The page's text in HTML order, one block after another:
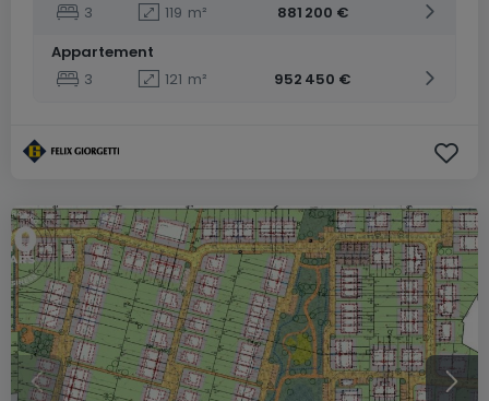
3
119 m²
881 200 €
Appartement
3
121 m² 952 450 €